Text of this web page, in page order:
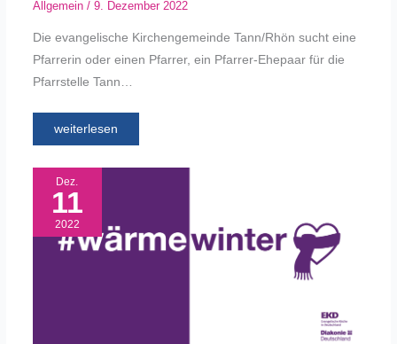
Allgemein/ 9. Dezember 2022
Die evangelische Kirchengemeinde Tann/Rhön sucht eine
Pfarrerin oder einen Pfarrer, ein Pfarrer-Ehepaar für die
Pfarrstelle Tann…
weiterlesen
Dez.
11
2022